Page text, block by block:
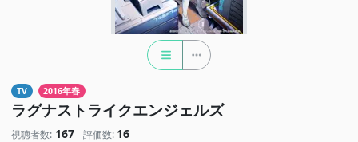
TV 2016年春
ラグナストライクエンジェルズ
視聴者数: 167 評価数: 16